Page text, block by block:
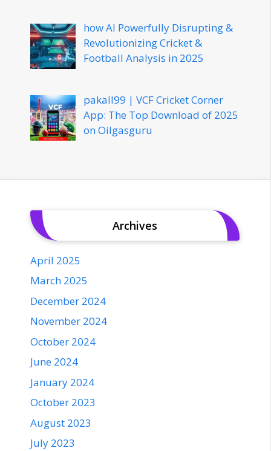
how AI Powerfully Disrupting &
Revolutionizing Cricket &
Football Analysis in 2025
pakall99 | VCF Cricket Corner
App: The Top Download of 2025
on Oilgasguru
Archives
April 2025
March 2025
December 2024
November 2024
October 2024
June 2024
January 2024
October 2023
August 2023
July 2023